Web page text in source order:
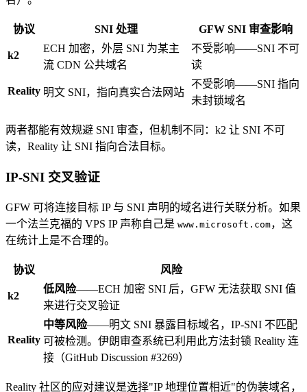
协议 SNI 处理 GFW SNI 审查影响
k2
ECH 加密，外层 SNI 为某主
流 CDN 公共域名
不受影响——SNI 不可
读
Reality 明文 SNI，指向真实合法网站
不受影响——SNI 指向
未封锁域名
两者都能有效规避 SNI 审查，但机制不同：k2 让 SNI 不可
读，Reality 让 SNI 指向合法目标。
IP-SNI 交叉验证
GFW 可将连接目标 IP 与 SNI 声明的域名进行关联分析。如果
一个法兰克福的 VPS IP 声称自己是 www.microsoft.com，这
在统计上是不合理的。
协议 风险
k2
低风险——ECH 加密 SNI 后，GFW 无法获取 SNI 值
来进行交叉验证
Reality
中等风险——明文 SNI 暴露目标域名，IP-SNI 不匹配
可被检测。伊朗审查系统已利用此方法封锁 Reality 连
接（GitHub Discussion #3269）
Reality 社区的应对建议是选择"IP 地理位置相近"的伪装域名，